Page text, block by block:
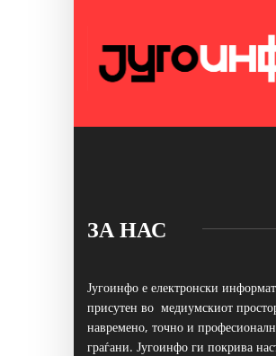
ЗА НАС
Југоинфо е електронски
присутен во медиумскиот
навремено, точно и
граѓани. Југоинфо ги покрива